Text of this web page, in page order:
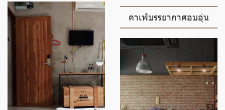
คาเฟ่บรรยากาศอบอุ่น